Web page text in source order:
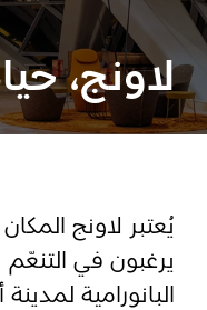
دليلك لأبوظبي
فعاليات
تسجيل الدخول
لاونج،
يُعتبر لاونج
يرغبون في التنعّم
البانورامية